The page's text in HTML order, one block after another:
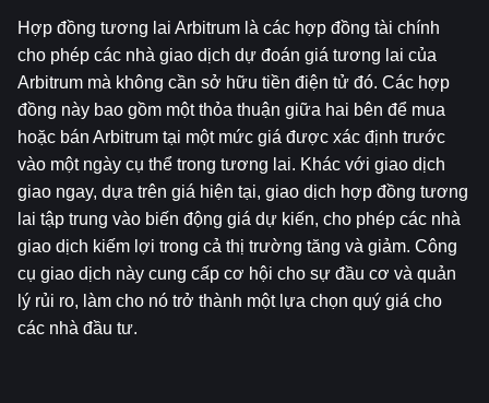
Hợp đồng tương lai Arbitrum là các hợp đồng tài chính
cho phép các nhà giao dịch dự đoán giá tương lai của
Arbitrum mà không cần sở hữu tiền điện tử đó. Các hợp
đồng này bao gồm một thỏa thuận giữa hai bên để mua
hoặc bán Arbitrum tại một mức giá được xác định trước
vào một ngày cụ thể trong tương lai. Khác với giao dịch
giao ngay, dựa trên giá hiện tại, giao dịch hợp đồng tương
lai tập trung vào biến động giá dự kiến, cho phép các nhà
giao dịch kiếm lợi trong cả thị trường tăng và giảm. Công
cụ giao dịch này cung cấp cơ hội cho sự đầu cơ và quản
lý rủi ro, làm cho nó trở thành một lựa chọn quý giá cho
các nhà đầu tư.